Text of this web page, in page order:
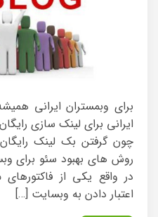
برای وبمستران ایرانی
ایرانی برای لینک سازی
چون گرفتن بک لینک
روش های بهبود سئو
در واقع یکی از
اعتبار دادن به وبسایت […]